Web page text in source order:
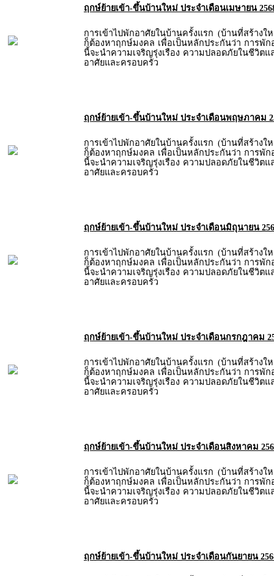
ฤกษ์ย้ายเข้า-ขึ้นบ้านใหม่ ประจำเดือนเมษายน
การเข้าไปพักอาศัยในบ้านครั้งแรก (บ้านที่สร้าง
ก็ต้องหาฤกษ์มงคล เพื่อเป็นหลักประกันว่า การพั
นี้จะนำความเจริญรุ่งเรือง ความปลอดภัยในชีวิต
อาศัยและครอบครัว
ฤกษ์ย้ายเข้า-ขึ้นบ้านใหม่ ประจำเดือนพฤษภาคม
การเข้าไปพักอาศัยในบ้านครั้งแรก (บ้านที่สร้าง
ก็ต้องหาฤกษ์มงคล เพื่อเป็นหลักประกันว่า การพั
นี้จะนำความเจริญรุ่งเรือง ความปลอดภัยในชีวิต
อาศัยและครอบครัว
ฤกษ์ย้ายเข้า-ขึ้นบ้านใหม่ ประจำเดือนมิถุนายน
การเข้าไปพักอาศัยในบ้านครั้งแรก (บ้านที่สร้าง
ก็ต้องหาฤกษ์มงคล เพื่อเป็นหลักประกันว่า การพั
นี้จะนำความเจริญรุ่งเรือง ความปลอดภัยในชีวิต
อาศัยและครอบครัว
ฤกษ์ย้ายเข้า-ขึ้นบ้านใหม่ ประจำเดือนกรกฎาคม
การเข้าไปพักอาศัยในบ้านครั้งแรก (บ้านที่สร้าง
ก็ต้องหาฤกษ์มงคล เพื่อเป็นหลักประกันว่า การพั
นี้จะนำความเจริญรุ่งเรือง ความปลอดภัยในชีวิต
อาศัยและครอบครัว
ฤกษ์ย้ายเข้า-ขึ้นบ้านใหม่ ประจำเดือนสิงหาคม
การเข้าไปพักอาศัยในบ้านครั้งแรก (บ้านที่สร้าง
ก็ต้องหาฤกษ์มงคล เพื่อเป็นหลักประกันว่า การพั
นี้จะนำความเจริญรุ่งเรือง ความปลอดภัยในชีวิต
อาศัยและครอบครัว
ฤกษ์ย้ายเข้า-ขึ้นบ้านใหม่ ประจำเดือนกันยายน